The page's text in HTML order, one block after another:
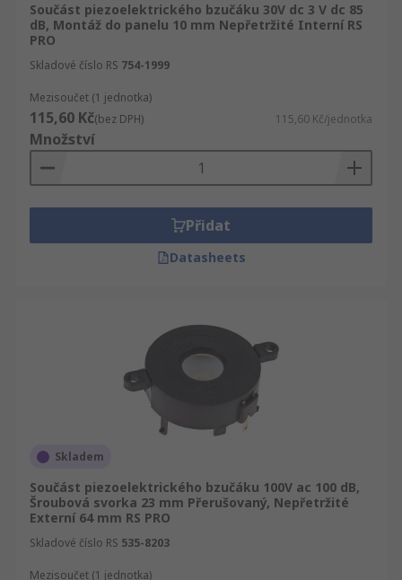
Součást piezoelektrického bzučáku 30V dc 3 V dc 85
dB, Montáž do panelu 10 mm Nepřetržité Interní RS
PRO
Skladové číslo RS 754-1999
Mezisoučet (1 jednotka)
115,60 Kč(bez DPH) 115,60 Kč/jednotka
Množství
Přidat
Datasheets
Skladem
Součást piezoelektrického bzučáku 100V ac 100 dB,
Šroubová svorka 23 mm Přerušovaný, Nepřetržité
Externí 64 mm RS PRO
Skladové číslo RS 535-8203
Mezisoučet (1 jednotka)